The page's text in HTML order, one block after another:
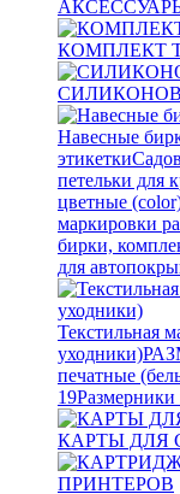
КОМПЛЕКТ
Навесные
этикетки
петельки для
цветные
маркировки
бирки,
для
Текстильная
уходники)
печатные
19
КАРТЫ ДЛЯ